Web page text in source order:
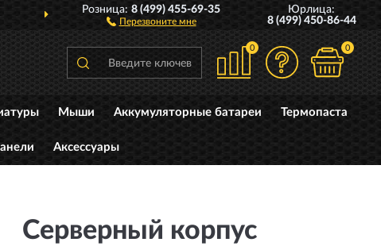
ДОСТАВИМ ПО ВСЕЙ РОССИИ
Розница:8 (499) 455-69-35
Перезвоните мне
Юрлица:
8 (499) 450-86-44
0 0
Мыши Аккумуляторные батареи Термопаста
Аксессуары
Серверный корпус